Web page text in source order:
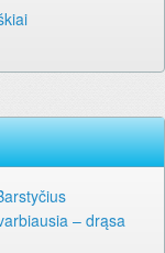
– drąsa